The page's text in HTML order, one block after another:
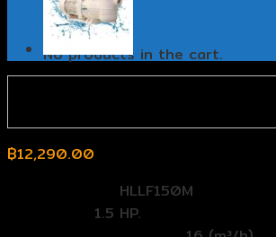
Cart
No products in the cart.
฿12,290.00
HLLF150M
1.5 HP.